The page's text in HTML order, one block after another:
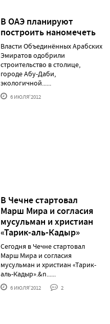
В ОАЭ планируют
построить наномечеть
Власти Объединённых Арабских
Эмиратов одобрили
строительство в столице,
городе Абу-Даби,
экологичной......
6 ИЮЛЯ'2012
В Чечне стартовал
Марш Мира и согласия
мусульман и христиан
«Тарик-аль-Кадыр»
Сегодня в Чечне стартовал
Марш Мира и согласия
мусульман и христиан «Тарик-
аль-Кадыр».&n......
6 ИЮЛЯ'2012 2